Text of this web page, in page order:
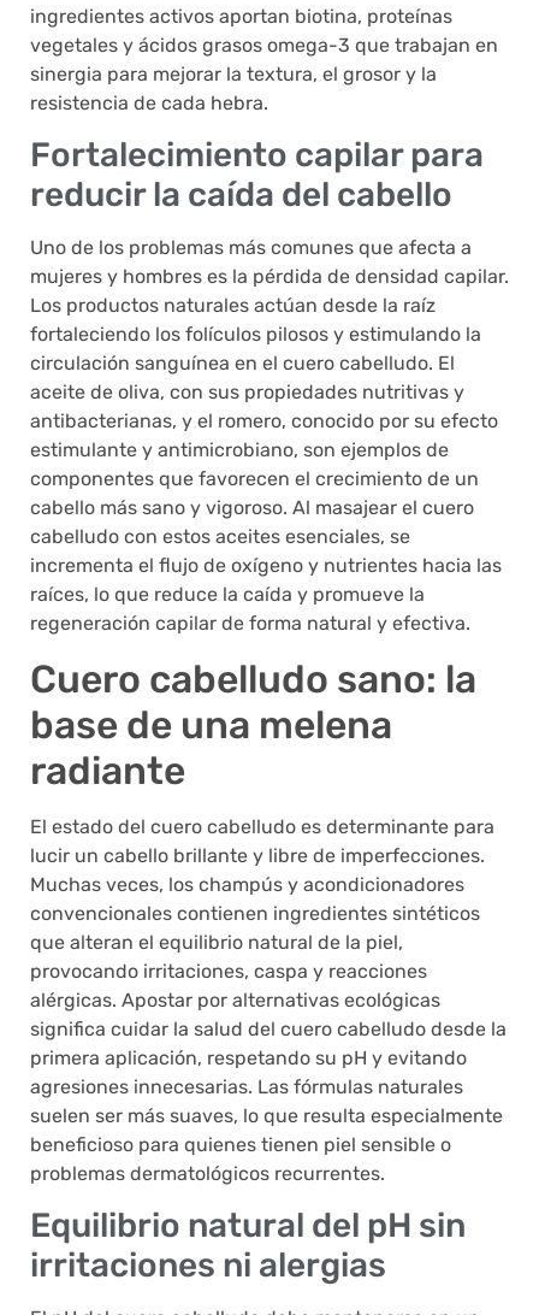
ingredientes activos aportan biotina, proteínas
vegetales y ácidos grasos omega-3 que trabajan en
sinergia para mejorar la textura, el grosor y la
resistencia de cada hebra.
Fortalecimiento capilar para
reducir la caída del cabello
Uno de los problemas más comunes que afecta a
mujeres y hombres es la pérdida de densidad capilar.
Los productos naturales actúan desde la raíz
fortaleciendo los folículos pilosos y estimulando la
circulación sanguínea en el cuero cabelludo. El
aceite de oliva, con sus propiedades nutritivas y
antibacterianas, y el romero, conocido por su efecto
estimulante y antimicrobiano, son ejemplos de
componentes que favorecen el crecimiento de un
cabello más sano y vigoroso. Al masajear el cuero
cabelludo con estos aceites esenciales, se
incrementa el flujo de oxígeno y nutrientes hacia las
raíces, lo que reduce la caída y promueve la
regeneración capilar de forma natural y efectiva.
Cuero cabelludo sano: la
base de una melena
radiante
El estado del cuero cabelludo es determinante para
lucir un cabello brillante y libre de imperfecciones.
Muchas veces, los champús y acondicionadores
convencionales contienen ingredientes sintéticos
que alteran el equilibrio natural de la piel,
provocando irritaciones, caspa y reacciones
alérgicas. Apostar por alternativas ecológicas
significa cuidar la salud del cuero cabelludo desde la
primera aplicación, respetando su pH y evitando
agresiones innecesarias. Las fórmulas naturales
suelen ser más suaves, lo que resulta especialmente
beneficioso para quienes tienen piel sensible o
problemas dermatológicos recurrentes.
Equilibrio natural del pH sin
irritaciones ni alergias